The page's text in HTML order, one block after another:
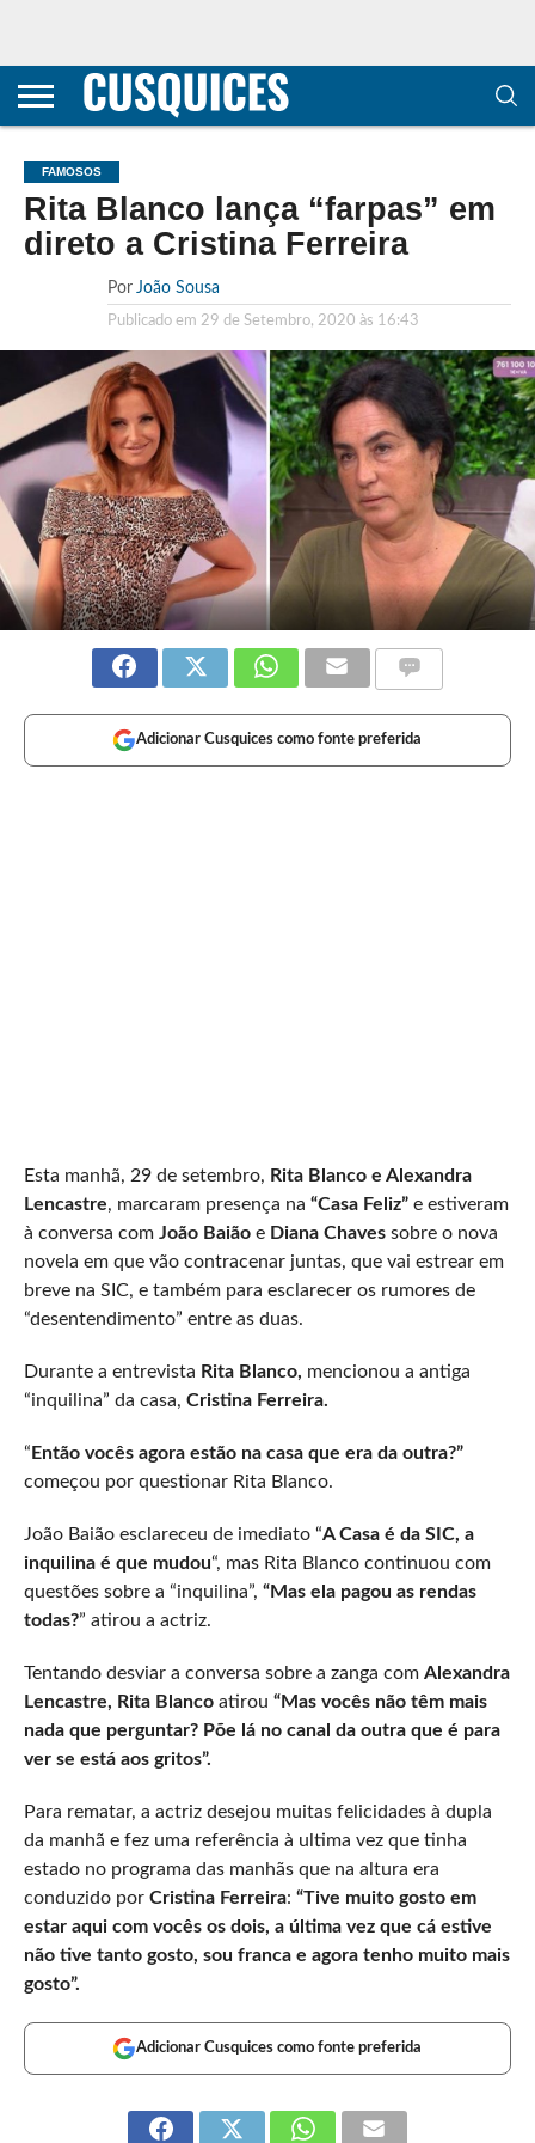
CONTACTOS
HOME
POLÍTICA DE
E COOKIES
SOBRE
TERMOS E
TRANSPARÊNCIA
METODOLOGIA
FAMOSOS
Rita Blanco lança “farpas” em
direto a Cristina Ferreira
Por João Sousa
Publicado em 29 de Setembro, 2020 às 16:43
Adicionar Cusquices como fonte preferida
Esta manhã, 29 de setembro, Rita Blanco e Alexandra
Lencastre, marcaram presença na “Casa Feliz” e estiveram
à conversa com João Baiãoe Diana Chaves sobre o nova
novela em que vão contracenar juntas, que vai estrear em
breve na SIC, e também para esclarecer os rumores de
“desentendimento” entre as duas.
Durante a entrevista Rita Blanco, mencionou a antiga
“inquilina” da casa, Cristina Ferreira.
“ Então vocês agora estão na casa que era da outra?”
começou por questionar Rita Blanco.
João Baião esclareceu de imediato “A Casa é da SIC, a
inquilina é que mudou“, mas Rita Blanco continuou com
questões sobre a “inquilina”, “Mas ela pagou as rendas
todas?” atirou a actriz.
Tentando desviar a conversa sobre a zanga com Alexandra
Lencastre, Rita Blancoatirou “Mas vocês não têm mais
nada que perguntar? Põe lá no canal da outra que é para
ver se está aos gritos”.
Para rematar, a actriz desejou muitas felicidades à dupla
da manhã e fez uma referência à ultima vez que tinha
estado no programa das manhãs que na altura era
conduzido por Cristina Ferreira: “Tive muito gosto em
estar aqui com vocês os dois, a última vez que cá estive
não tive tanto gosto, sou franca e agora tenho muito mais
gosto”.
Adicionar Cusquices como fonte preferida